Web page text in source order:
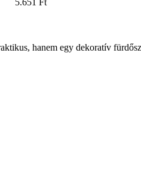
hanem egy dekoratív